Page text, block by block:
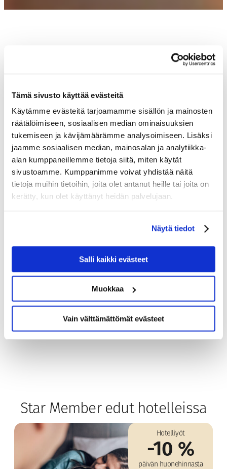
Tämä sivusto käyttää evästeitä
Käytämme evästeitä tarjoamamme sisällön ja mainosten
räätälöimiseen, sosiaalisen median ominaisuuksien
tukemiseen ja kävijämäärämme analysoimiseen. Lisäksi
jaamme sosiaalisen median, mainosalan ja analytiikka-
alan kumppaneillemme tietoja siitä, miten käytät
sivustoamme. Kumppanimme voivat yhdistää näitä
tietoja muihin tietoihin, joita olet antanut heille tai joita on
kerätty, kun olet käyttänyt heidän palvelujaan.
Näytä tiedot
Salli kaikki evästeet
Muokkaa
Vain välttämättömät evästeet
Kanta-
asiakkaanamme
saat monia etuja!
Kassiopeian Star Member -kanta-asiakkaana
sinulla on käytössäsi sekä pysyviä että kausittain
Lataamalla Cardu-sovelluksen saat
veloituksettoman Kassiopeia Hotels &
Restaurantsin Star Member -kanta-asiakaskortin
Star Member edut hotelleissa
Hotelliyöt
-10 %
päivän huonehinnasta